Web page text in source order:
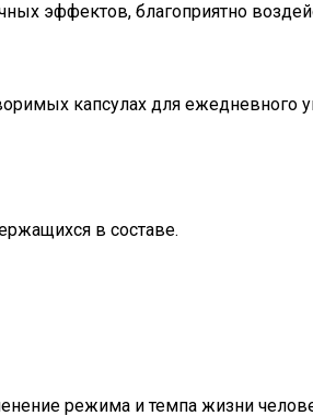
эффектов, благоприятно
капсулах для ежедневного
в составе.
режима и темпа жизни